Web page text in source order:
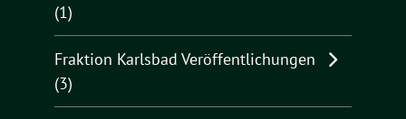
(1)
Fraktion Karlsbad Veröffentlichungen
(3)